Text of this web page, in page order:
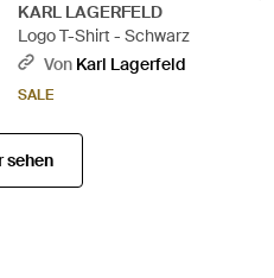
KARL LAGERFELD
Logo T-Shirt - Schwarz
Von Karl Lagerfeld
SALE
sehen